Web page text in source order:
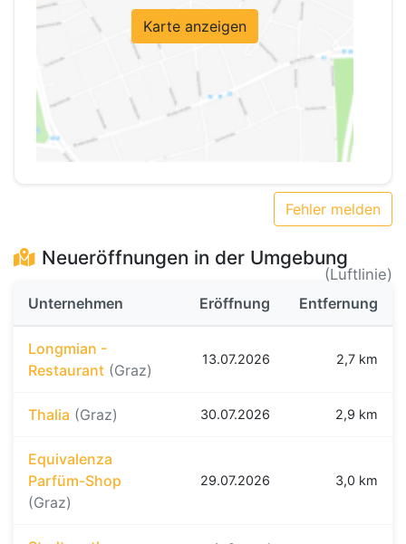
Karte anzeigen
Fehler melden
Neueröffnungen in der Umgebung
(Luftlinie)
Unternehmen
Eröffnung Entfernung
Longmian -
Restaurant (Graz)
13.07.2026 2,7 km
Thalia (Graz) 30.07.2026 2,9 km
Equivalenza
Parfüm-Shop
(Graz)
29.07.2026 3,0 km